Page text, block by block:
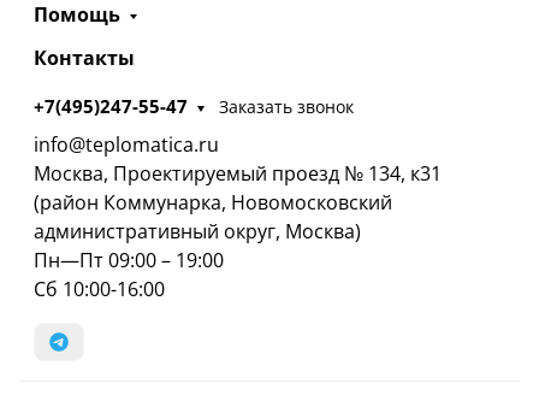
Помощь
Контакты
+7(495)247-55-47 Заказать звонок
info@teplomatica.ru
Москва, Проектируемый проезд № 134, к31
(район Коммунарка, Новомосковский
административный округ, Москва)
Пн—Пт 09:00 – 19:00
Сб 10:00-16:00